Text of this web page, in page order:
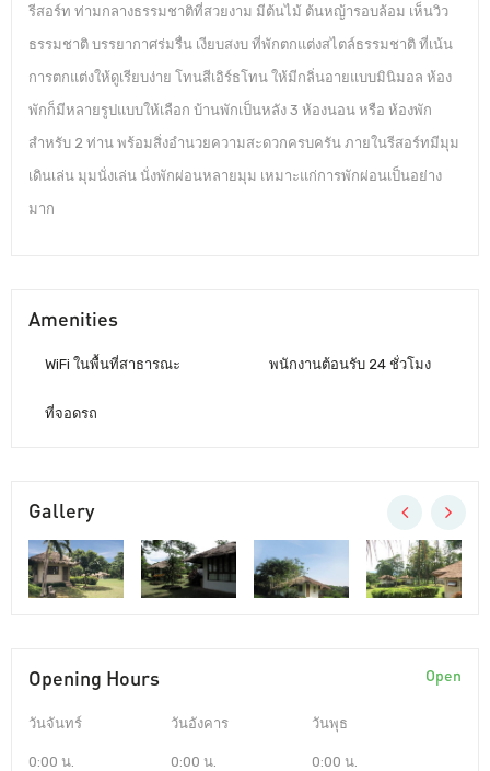
รีสอร์ท ท่ามกลางธรรมชาติที่สวยงาม มีต้นไม้ ต้นหญ้ารอบล้อม เห็นวิว
ธรรมชาติ บรรยากาศร่มรื่น เงียบสงบ ที่พักตกแต่งสไตล์ธรรมชาติ ที่เน้น
การตกแต่งให้ดูเรียบง่าย โทนสีเอิร์ธโทน ให้มีกลิ่นอายแบบมินิมอล ห้อง
พักก็มีหลายรูปแบบให้เลือก บ้านพักเป็นหลัง 3 ห้องนอน หรือ ห้องพัก
สำหรับ 2 ท่าน พร้อมสิ่งอำนวยความสะดวกครบครัน ภายในรีสอร์ทมีมุม
เดินเล่น มุมนั่งเล่น นั่งพักผ่อนหลายมุม เหมาะแก่การพักผ่อนเป็นอย่าง
มาก
Amenities
WiFi ในพื้นที่สาธารณะ
ที่จอดรถ
พนักงานต้อนรับ 24 ชั่วโมง
Gallery
Opening Hours Open
วันจันทร์
0:00 น.
วันอังคาร
0:00 น.
วันพุธ
0:00 น.